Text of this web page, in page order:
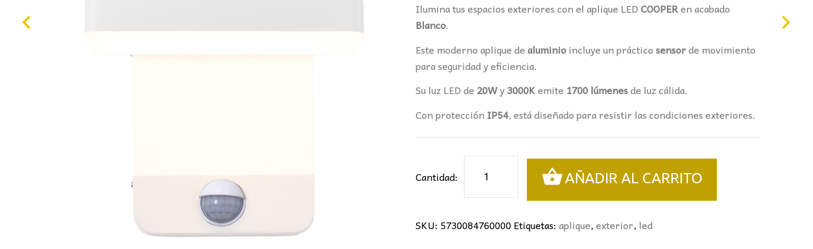
Ilumina tus espacios exteriores con el aplique LEDCOOPERen acabado
Blanco.
Este moderno aplique dealuminioincluye un prácticosensorde movimiento
para seguridad y eficiencia.
Su luz LED de 20Wy3000Kemite 1700 lúmenesde luz cálida.
Con protección IP54, está diseñado para resistir las condiciones exteriores.
Cantidad:
exterior
sensor
AÑADIR AL CARRITO
SKU: 5730084760000Etiquetas: aplique,exterior, led